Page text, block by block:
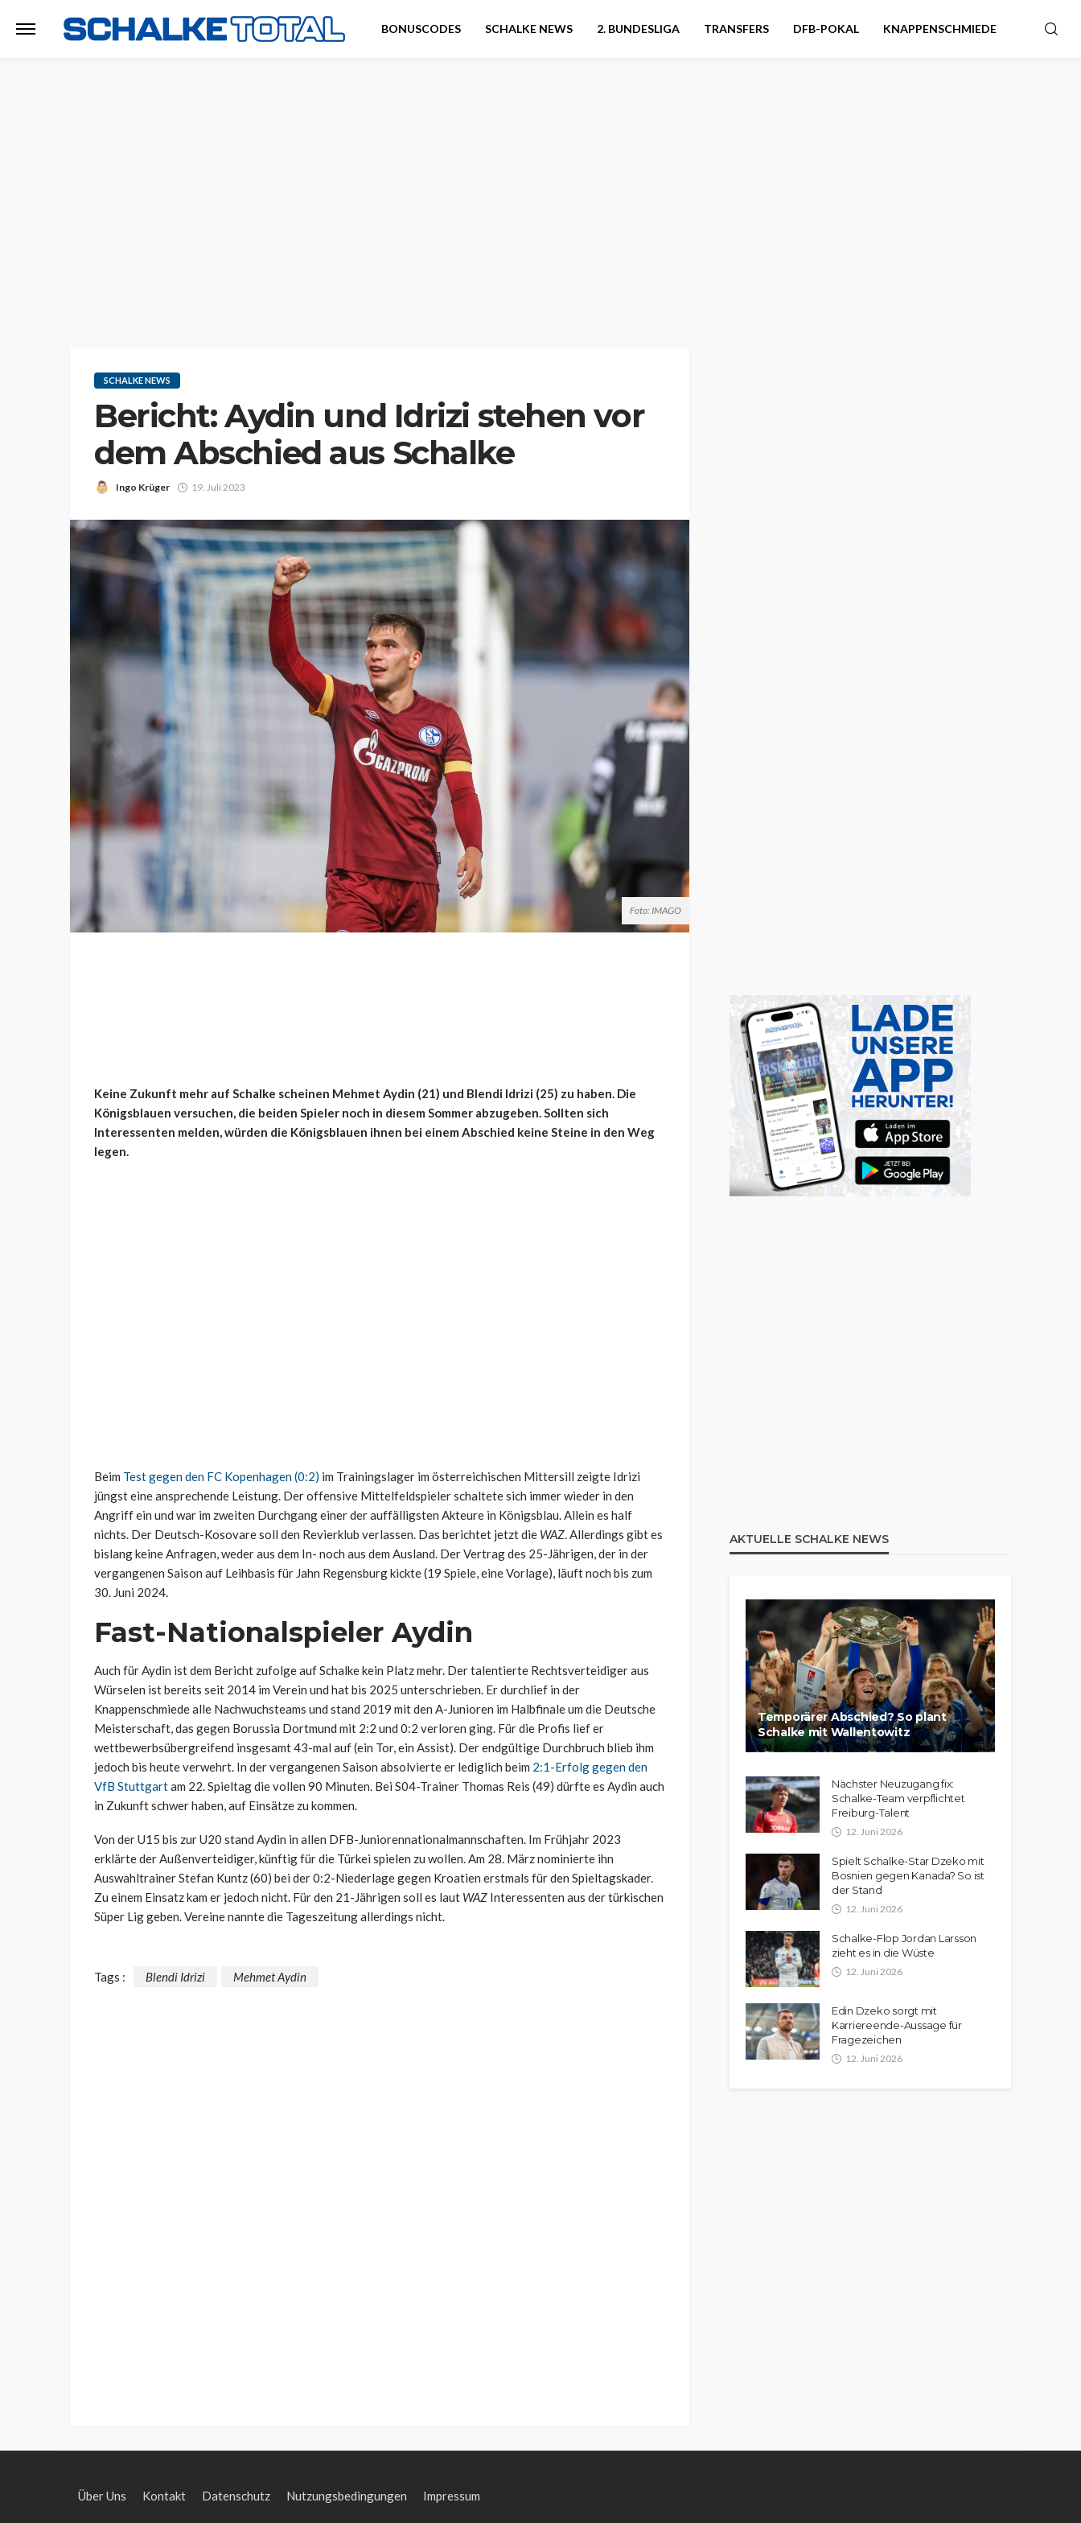
BONUSCODES SCHALKE NEWS 2. BUNDESLIGA TRANSFERS DFB-POKAL KNAPPENSCHMIEDE
SCHALKE NEWS
Bericht: Aydin und Idrizi stehen vor
dem Abschied aus Schalke
Ingo Krüger 19. Juli 2023
Foto: IMAGO
Keine Zukunft mehr auf Schalke scheinen Mehmet Aydin (21) und Blendi Idrizi (25) zu haben. Die
Königsblauen versuchen, die beiden Spieler noch in diesem Sommer abzugeben. Sollten sich
Interessenten melden, würden die Königsblauen ihnen bei einem Abschied keine Steine in den Weg
legen.
Beim Test gegen den FC Kopenhagen (0:2) im Trainingslager im österreichischen Mittersill zeigte Idrizi
jüngst eine ansprechende Leistung. Der offensive Mittelfeldspieler schaltete sich immer wieder in den
Angriff ein und war im zweiten Durchgang einer der auffälligsten Akteure in Königsblau. Allein es half
nichts. Der Deutsch-Kosovare soll den Revierklub verlassen. Das berichtet jetzt die WAZ. Allerdings gibt es
bislang keine Anfragen, weder aus dem In- noch aus dem Ausland. Der Vertrag des 25-Jährigen, der in der
vergangenen Saison auf Leihbasis für Jahn Regensburg kickte (19 Spiele, eine Vorlage), läuft noch bis zum
30. Juni 2024.
Fast-Nationalspieler Aydin
Auch für Aydin ist dem Bericht zufolge auf Schalke kein Platz mehr. Der talentierte Rechtsverteidiger aus
Würselen ist bereits seit 2014 im Verein und hat bis 2025 unterschrieben. Er durchlief in der
Knappenschmiede alle Nachwuchsteams und stand 2019 mit den A-Junioren im Halbfinale um die Deutsche
Meisterschaft, das gegen Borussia Dortmund mit 2:2 und 0:2 verloren ging. Für die Profis lief er
wettbewerbsübergreifend insgesamt 43-mal auf (ein Tor, ein Assist). Der endgültige Durchbruch blieb ihm
jedoch bis heute verwehrt. In der vergangenen Saison absolvierte er lediglich beim 2:1-Erfolg gegen den
VfB Stuttgartam 22. Spieltag die vollen 90 Minuten. Bei S04-Trainer Thomas Reis (49) dürfte es Aydin auch
in Zukunft schwer haben, auf Einsätze zu kommen.
Von der U15 bis zur U20 stand Aydin in allen DFB-Juniorennationalmannschaften. Im Frühjahr 2023
erklärte der Außenverteidiger, künftig für die Türkei spielen zu wollen. Am 28. März nominierte ihn
Auswahltrainer Stefan Kuntz (60) bei der 0:2-Niederlage gegen Kroatien erstmals für den Spieltagskader.
Zu einem Einsatz kam er jedoch nicht. Für den 21-Jährigen soll es laut WAZ Interessenten aus der türkischen
Süper Lig geben. Vereine nannte die Tageszeitung allerdings nicht.
Tags : Blendi Idrizi Mehmet Aydin
AKTUELLE SCHALKE NEWS
Temporärer Abschied? So plant
Schalke mit Wallentowitz
Nächster Neuzugang fix:
Schalke-Team verpflichtet
Freiburg-Talent
12. Juni 2026
Spielt Schalke-Star Dzeko mit
Bosnien gegen Kanada? So ist
der Stand
12. Juni 2026
Schalke-Flop Jordan Larsson
zieht es in die Wüste
12. Juni 2026
Edin Dzeko sorgt mit
Karriereende-Aussage für
Fragezeichen
12. Juni 2026
Über Uns Kontakt Datenschutz Nutzungsbedingungen Impressum